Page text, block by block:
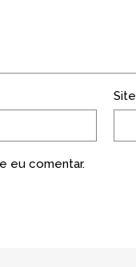
Site
eu comentar.